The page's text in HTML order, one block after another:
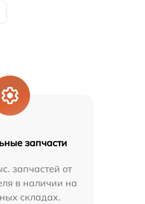
запчасти
запчастей от
в наличии на
складах.